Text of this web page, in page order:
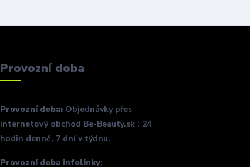
Provozní doba
Provozní doba: Objednávky přes
internetový obchod Be-Beauty.sk : 24
hodin denně, 7 dní v týdnu.
Provozní doba infolinky: